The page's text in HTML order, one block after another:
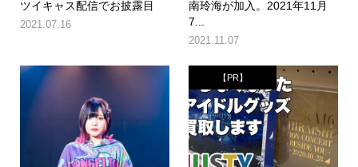
ツイキャス配信でお披露目
2021.07.16
南玲海が加入。2021年11月
7...
2021.11.07
【PR】